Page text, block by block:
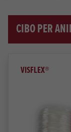
CIBO PER
VISFLEX®